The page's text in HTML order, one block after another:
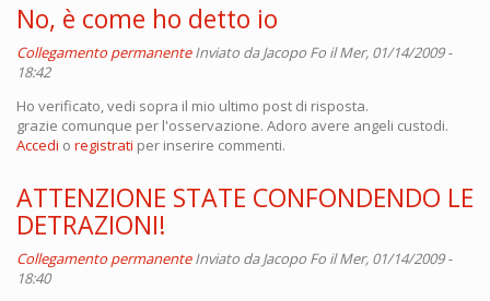
No, è come ho detto io
Collegamento permanente Inviato daJacopo Fo il Mer, 01/14/2009 -
18:42
Ho verificato, vedi sopra il mio ultimo post di risposta.
grazie comunque per l'osservazione. Adoro avere angeli custodi.
Accedi o registrati per inserire commenti.
ATTENZIONE STATE CONFONDENDO LE
DETRAZIONI!
Collegamento permanente Inviato daJacopo Fo il Mer, 01/14/2009 -
18:40